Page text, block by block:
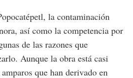
la contaminación
así como la competencia por
de las razones que
Aunque la obra está casi
que han derivado en